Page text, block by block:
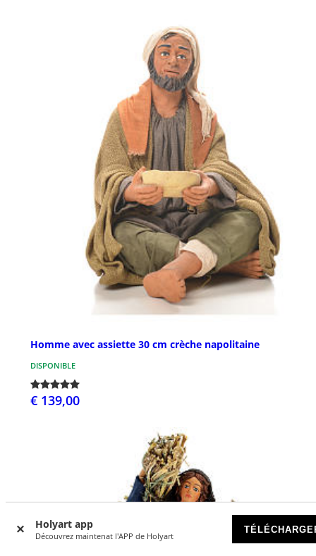
Holyart app
Découvrez maintenat l'APP de Holyart
Homme avec assiette 30 cm crèche napolitaine
DISPONIBLE
€ 139,00